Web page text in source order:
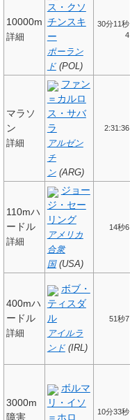
10000m
詳細
ス・クソ
チンスキ
ー
ポーラン
ド(POL)
30分11秒
4
マラソ
ン
詳細
ファン
＝カルロ
ス・サバ
ラ
アルゼン
チ
ン(ARG)
2:31:36
110mハ
ードル
詳細
ジョー
ジ・セー
リング
アメリカ
合衆
国(USA)
14秒6
400mハ
ードル
詳細
ボブ・
ティスダ
ル
アイルラ
ンド(IRL)
51秒7
3000m
障害
ボルマ
リ・イソ
＝ホロ
10分33秒